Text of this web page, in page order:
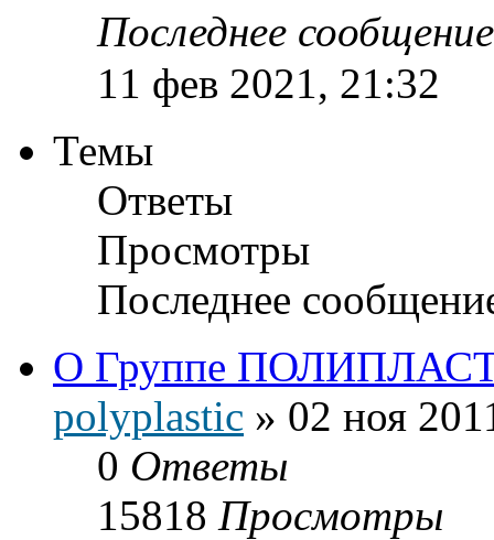
Последнее
11 фев 2021, 21:32
Темы
Ответы
Просмотры
Последнее
О Группе
polyplastic » 02 ноя
0 Ответы
15818 Просмотры